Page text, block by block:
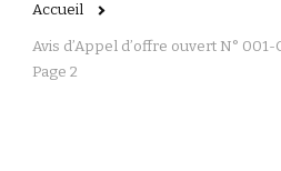
Accueil
Avis d’Appel d’offre ouvert N°
Page 2